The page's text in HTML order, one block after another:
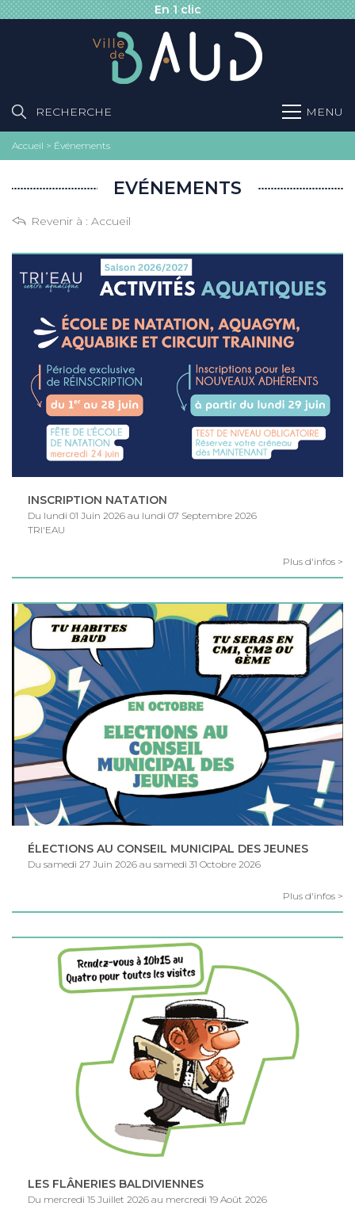
En 1 clic
RECHERCHE MENU
Accueil > Événements
EVÉNEMENTS
Revenir à : Accueil
INSCRIPTION NATATION
Du lundi 01 Juin 2026 au lundi 07 Septembre 2026
TRI'EAU
Plus d'infos >
ÉLECTIONS AU CONSEIL MUNICIPAL DES JEUNES
Du samedi 27 Juin 2026 au samedi 31 Octobre 2026
Plus d'infos >
LES FLÂNERIES BALDIVIENNES
Du mercredi 15 Juillet 2026 au mercredi 19 Août 2026